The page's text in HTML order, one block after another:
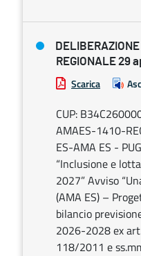
REGIONALE 29
Scarica
CUP:
AMAES-1410-
ES-AMA ES -
“Inclusione e
2027” Avviso
(AMA ES) –
bilancio
2026-2028 ex
118/2011 e